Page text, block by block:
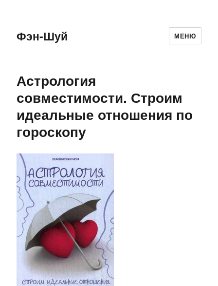
Фэн-Шуй МЕНЮ
Астрология
совместимости. Строим
идеальные отношения по
гороскопу